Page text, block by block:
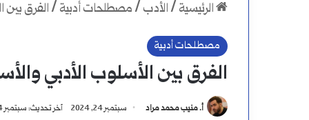
الرئيسية /الأدب /مصطلحات أدبية /الفرق بين
مصطلحات أدبية
الفرق بين الأسلوب الأدبي
أ. منيب محمد مراد سبتمبر 24, 2024 آخر تحديث: سبتمبر 24, 2024